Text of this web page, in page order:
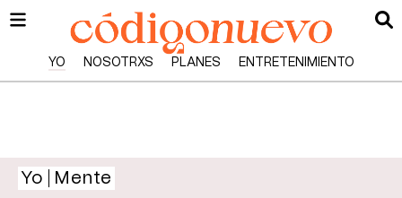
YO NOSOTRXS PLANES ENTRETENIMIENTO
Yo Mente